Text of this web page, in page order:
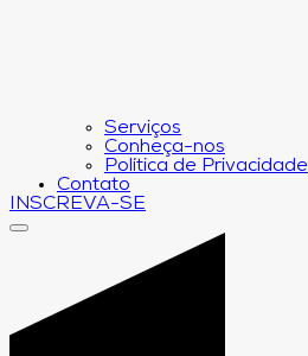
Serviços
Conheça-nos
Política de Privacidade
Contato
INSCREVA-SE